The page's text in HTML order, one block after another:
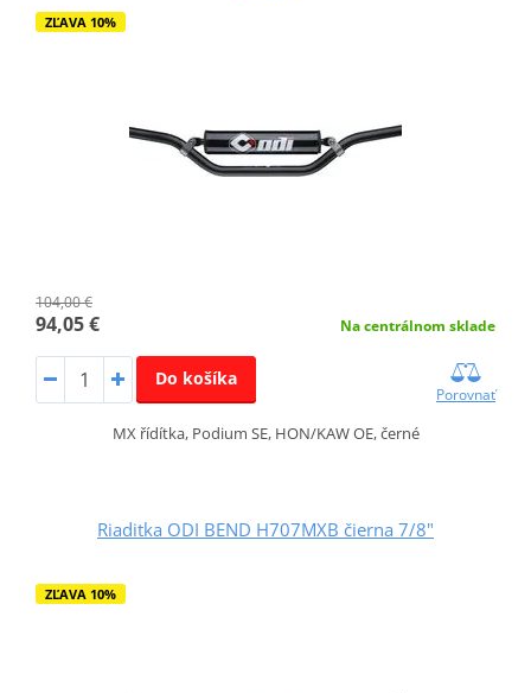
ZĽAVA 10%
104,00 €
94,05 € Na centrálnom sklade
Do košíka
Porovnať
MX řídítka, Podium SE, HON/KAW OE, černé
Riaditka ODI BEND H707MXB čierna 7/8"
ZĽAVA 10%